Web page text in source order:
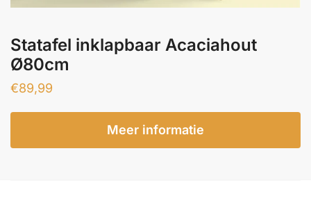
Statafel inklapbaar Acaciahout
Ø80cm
€89,99
Meer informatie